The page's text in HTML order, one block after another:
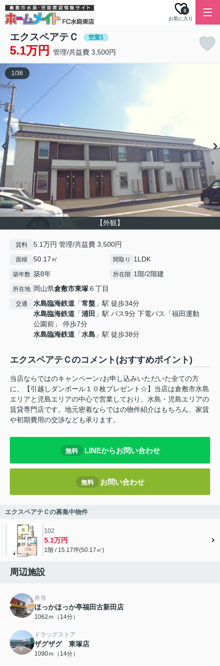
お気に入り
0
エクスペアテＣ 空室1
5.1万円 管理/共益費 3,500円
【外観】
1/36
賃料 5.1万円 管理/共益費 3,500円
面積 50.17㎡ 間取り 1LDK
築年数 築8年 所在階 1階/2階建
所在地 岡山県倉敷市東塚６丁目
交通 水島臨海鉄道 「常盤 」駅 徒歩34分
水島臨海鉄道 「浦田 」駅 バス9分 下電バス「福田運動
公園前」 停歩7分
水島臨海鉄道 「水島 」駅 徒歩38分
エクスペアテＣのコメント(おすすめポイント)
当店ならではのキャンペーン♪お申し込みいただいた全ての方
に、【引越しダンボール１０枚プレゼント☆】当店は倉敷市水島
エリアと児島エリアの中心で営業しており、水島・児島エリアの
賃貸専門店です。地元密着ならではの物件紹介はもちろん、家賃
や初期費用の交渉なども承ります。
無料 LINEからお問い合わせ
無料 お問い合わせ
エクスペアテＣの募集中物件
102
5.1万円
1階 / 15.17坪(50.17㎡)
周辺施設
弁当
ほっかほっか亭福田古新田店
1062ｍ（14分）
ドラッグストア
ザグザグ 東塚店
1090ｍ（14分）